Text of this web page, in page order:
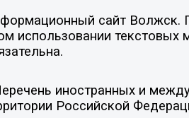
сайт Волжск.
использовании текстовых
иностранных и
Российской